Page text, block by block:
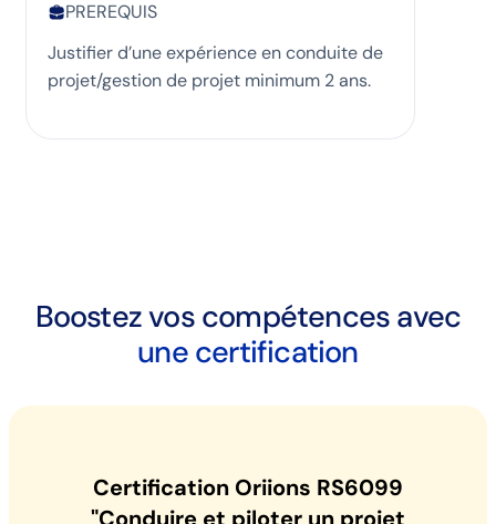
PREREQUIS
Justifier d’une expérience en conduite de
projet/gestion de projet minimum 2 ans.‍
Boostez vos compétences avec
une certification
Certification Oriions RS6099